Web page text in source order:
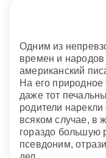
Одним из
времен и народов
американский
На его
даже тот
родители
всяком случае, в
гораздо большую
псевдоним,